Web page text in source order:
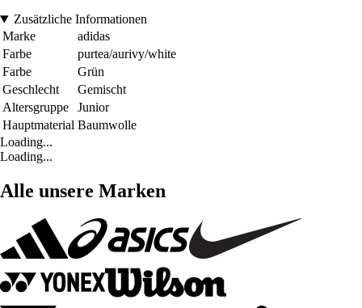
Zusätzliche Informationen
Marke
adidas
Farbe
purtea/aurivy/white
Farbe
Grün
Geschlecht
Gemischt
Altersgruppe
Junior
Hauptmaterial Baumwolle
Loading...
Loading...
Alle unsere Marken